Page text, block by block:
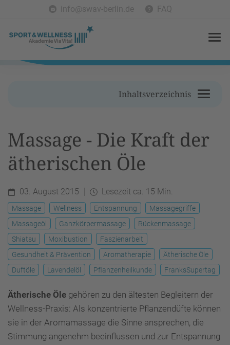
info@swav-berlin.de FAQ
Inhaltsverzeichnis
Massage - Die Kraft der
ätherischen Öle
03. August 2015 Lesezeit ca. 15 Min.
Massage Wellness Entspannung
Massagegriffe
Massageöl
Ganzkörpermassage
Rückenmassage
Shiatsu
Moxibustion
Faszienarbeit
Gesundheit & Prävention
Aromatherapie
Ätherische Öle
Duftöle
Lavendelöl Pflanzenheilkunde FranksSupertag
Ätherische Öle gehören zu den ältesten Begleitern der
Wellness-Praxis: Als konzentrierte Pflanzendüfte können
sie in der Aromamassage die Sinne ansprechen, die
Stimmung angenehm beeinflussen und zur Entspannung